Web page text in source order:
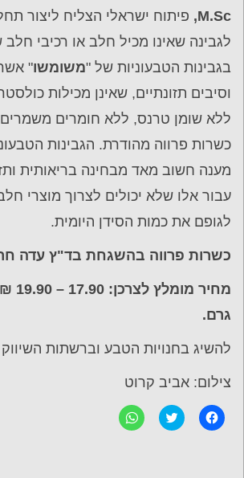
M.Sc, פיתוח ישראלי הצליח ליצור
לגבינה שאינו מכיל חלב או רכיבי חלב
בגבינות הטבעוניות של "משומשו"
וסיבים תזונתיים, שאינן מכילות
ללא שומן טרנס, ללא חומרים משמרים
כשרות פרווה מהודרת. הגבינות
מענה חשוב מאד מבחינה בריאותית
עבור אלו שלא יכולים לצרוך מוצרי
לגופם את כמות הסידן היומית.
כשרות פרווה בהשגחת בד"ץ עדה
גרם.
להשיג בחנויות הטבע וברשתות
צילום: אביב קרוט
ל
ח
C
l
ל
ח